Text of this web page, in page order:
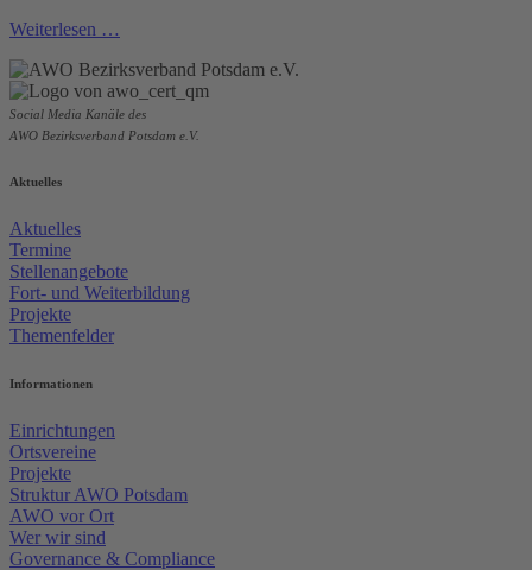
Weiterlesen …
Social Media Kanäle des
AWO Bezirksverband Potsdam e.V.
Aktuelles
Aktuelles
Termine
Stellenangebote
Fort- und Weiterbildung
Projekte
Themenfelder
Informationen
Einrichtungen
Ortsvereine
Projekte
Struktur AWO Potsdam
AWO vor Ort
Wer wir sind
Governance & Compliance